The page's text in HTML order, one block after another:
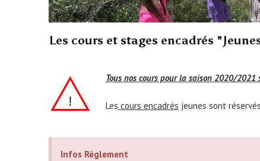
Les cours et stages encadrés
Tous nos cours pour la saison 2020/2021
Les cours encadrés jeunes sont
Infos Règlement